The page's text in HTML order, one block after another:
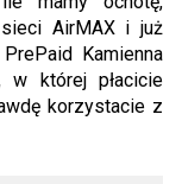
AirMAX i już
Kamienna
w której płacicie
korzystacie z